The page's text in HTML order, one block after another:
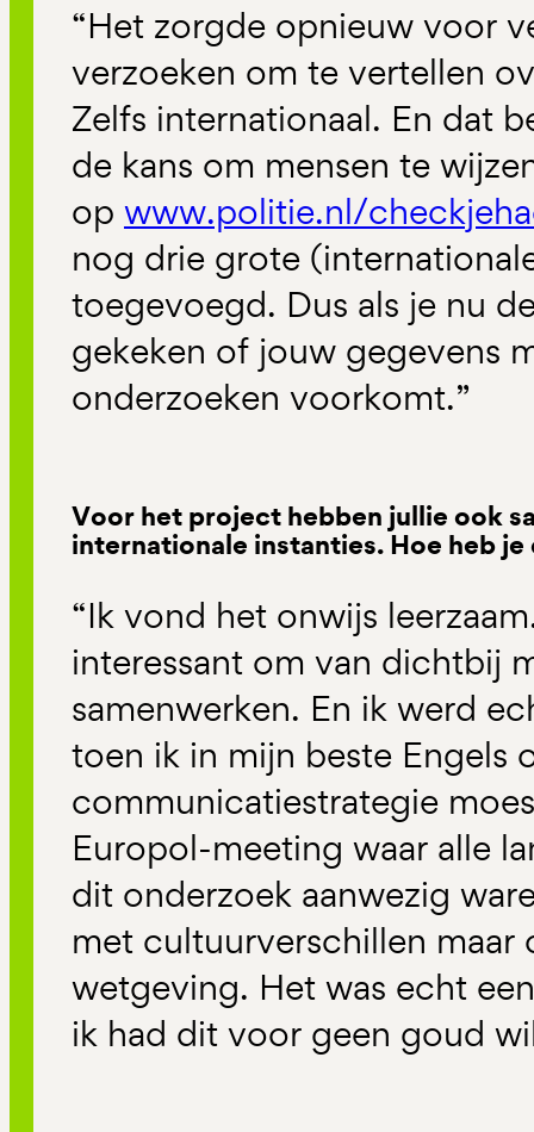
“Het zorgde opnieuw voor
verzoeken om te vertellen
Zelfs internationaal. En dat
de kans om mensen te
op www.politie.nl/
nog drie grote
toegevoegd. Dus als je nu
gekeken of jouw gegevens
onderzoeken voorkomt.”
Voor het project hebben jullie ook
internationale instanties. Hoe heb je
“Ik vond het onwijs
interessant om van dichtbij
samenwerken. En ik werd
toen ik in mijn beste Engels
communicatiestrategie
Europol-meeting waar alle
dit onderzoek aanwezig
met cultuurverschillen maar
wetgeving. Het was echt
ik had dit voor geen goud